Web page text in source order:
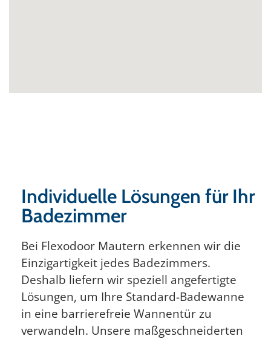
Individuelle Lösungen für Ihr
Badezimmer
Bei Flexodoor Mautern erkennen wir die
Einzigartigkeit jedes Badezimmers.
Deshalb liefern wir speziell angefertigte
Lösungen, um Ihre Standard-Badewanne
in eine barrierefreie Wannentür zu
verwandeln. Unsere maßgeschneiderten